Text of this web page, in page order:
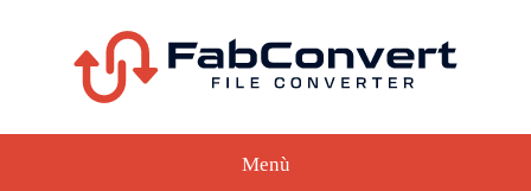
Menù